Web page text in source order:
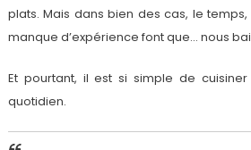
plats. Mais dans bien des cas, le
manque d’expérience font que… nous
Et pourtant, il est si simple de
quotidien.